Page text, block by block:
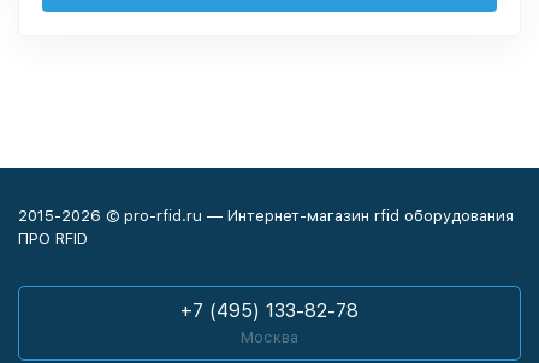
2015-2026 © pro-rfid.ru — Интернет-магазин rfid оборудования
ПРО RFID
+7 (495) 133-82-78
Москва